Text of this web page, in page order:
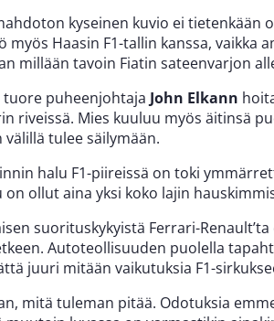
kyseinen kuvio ei tietenkään
myös Haasin F1-tallin kanssa, vaikka
millään tavoin Fiatin sateenvarjon
tuore puheenjohtaja John Elkann
riveissä. Mies kuuluu myös äitinsä
tulee säilymään.
halu F1-piireissä on toki
on ollut aina yksi koko lajin
suorituskykyistä Ferrari-
Autoteollisuuden puolella
juuri mitään vaikutuksia F1-
mitä tuleman pitää. Odotuksia